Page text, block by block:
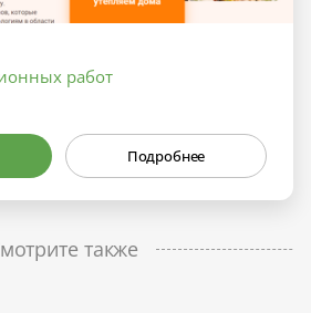
работ
Подробнее
также